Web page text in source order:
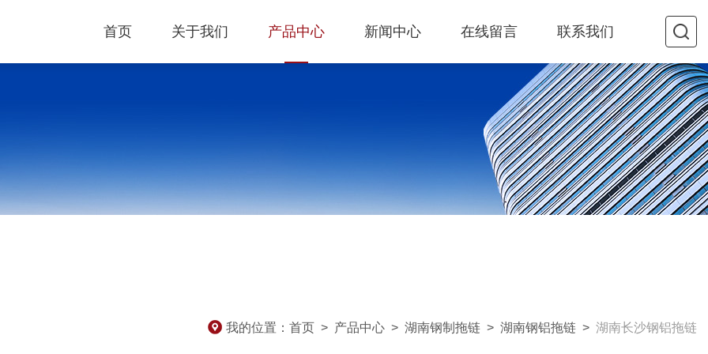
首页 关于我们 产品中心 新闻中心 在线留言 联系我们
我的位置： 首页 > 产品中心 > 湖南钢制拖链 > 湖南钢铝拖链 > 湖南长沙钢铝拖链